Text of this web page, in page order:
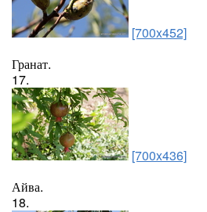
[700x452]
Гранат.
17.
[700x436]
Айва.
18.